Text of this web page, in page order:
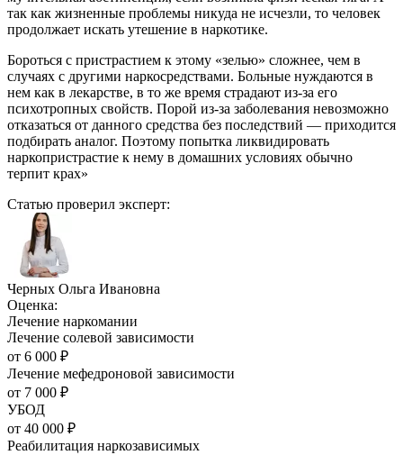
так как жизненные проблемы никуда не исчезли, то человек
продолжает искать утешение в наркотике.
Бороться с пристрастием к этому «зелью» сложнее, чем в
случаях с другими наркосредствами. Больные нуждаются в
нем как в лекарстве, в то же время страдают из-за его
психотропных свойств. Порой из-за заболевания невозможно
отказаться от данного средства без последствий — приходится
подбирать аналог. Поэтому попытка ликвидировать
наркопристрастие к нему в домашних условиях обычно
терпит крах»
Статью проверил эксперт:
Черных Ольга Ивановна
Оценка:
Лечение наркомании
Лечение солевой зависимости
от 6 000 ₽
Лечение мефедроновой зависимости
от 7 000 ₽
УБОД
от 40 000 ₽
Реабилитация наркозависимых